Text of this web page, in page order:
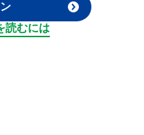
読むには